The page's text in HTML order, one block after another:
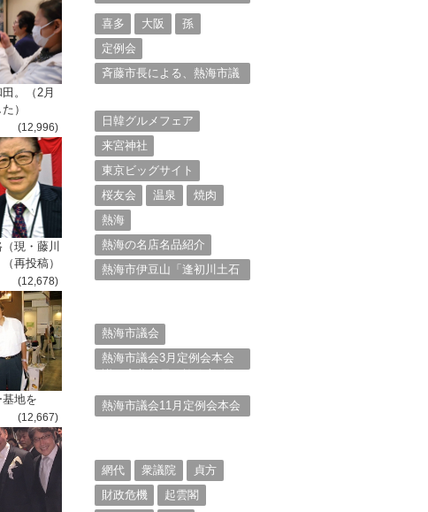
。（2月
）
(12,996)
現・藤川
再投稿）
(12,678)
地を
(12,667)
喜多
大阪
孫
定例会
斉藤市長による、熱海市議
日韓グルメフェア
来宮神社
東京ビッグサイト
桜友会
温泉
焼肉
熱海
熱海の名店名品紹介
熱海市伊豆山「逢初川土石
熱海市議会
熱海市議会3月定例会本会
熱海市議会11月定例会本会
網代
衆議院
貞方
財政危機
起雲閣